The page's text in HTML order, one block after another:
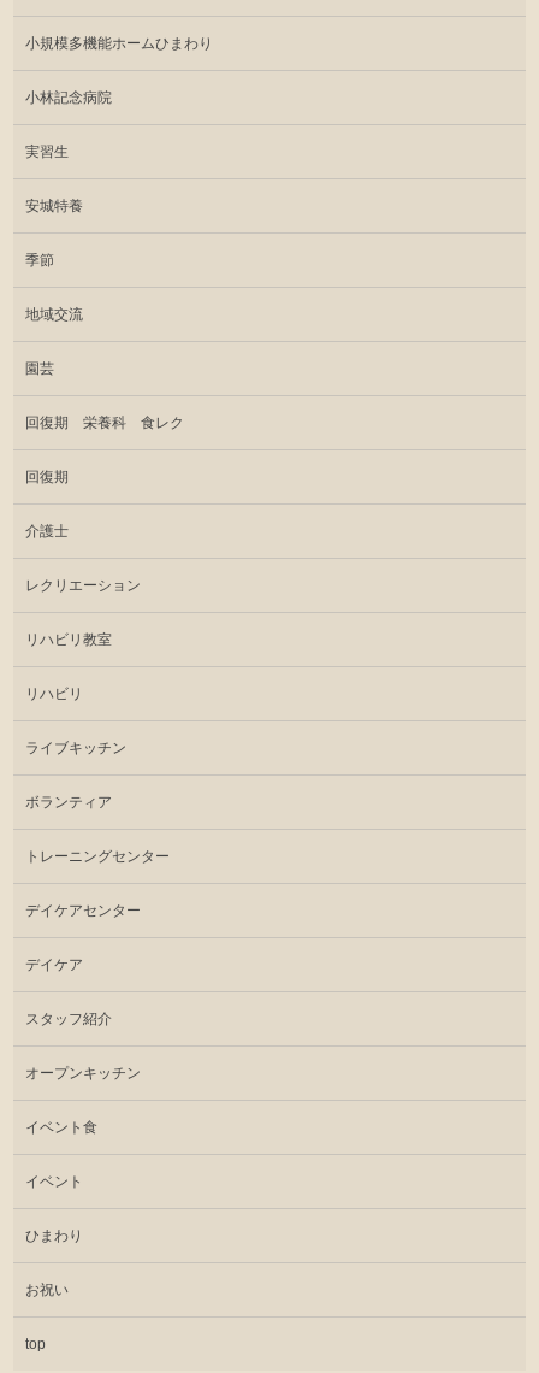
小規模多機能ホームひまわり
小林記念病院
実習生
安城特養
季節
地域交流
園芸
回復期 栄養科 食レク
回復期
介護士
レクリエーション
リハビリ教室
リハビリ
ライブキッチン
ボランティア
トレーニングセンター
デイケアセンター
デイケア
スタッフ紹介
オープンキッチン
イベント食
イベント
ひまわり
お祝い
top